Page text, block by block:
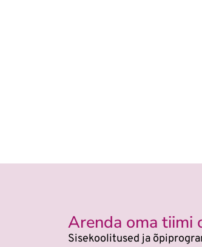
Arenda oma tiimi
Sisekoolitused ja